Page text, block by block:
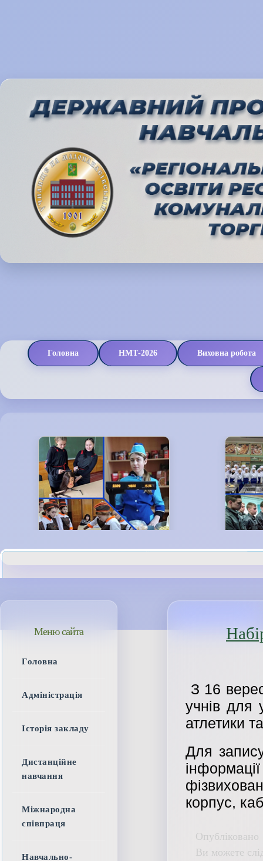
Головна НМТ-2026 Виховна робота
З 16
учнів для
атлетики
Для
корпус,
Ви можете
Меню сайта
Головна
Адміністрація
Історія закладу
Дистанційне
навчання
Міжнародна
співпраця
Навчально-